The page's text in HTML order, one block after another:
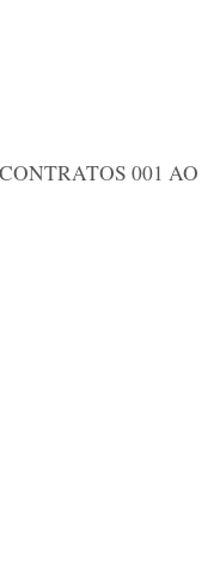
001 AO